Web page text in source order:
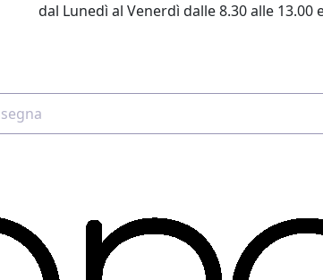
dal Lunedì al Venerdì dalle 8.30 alle 13.00